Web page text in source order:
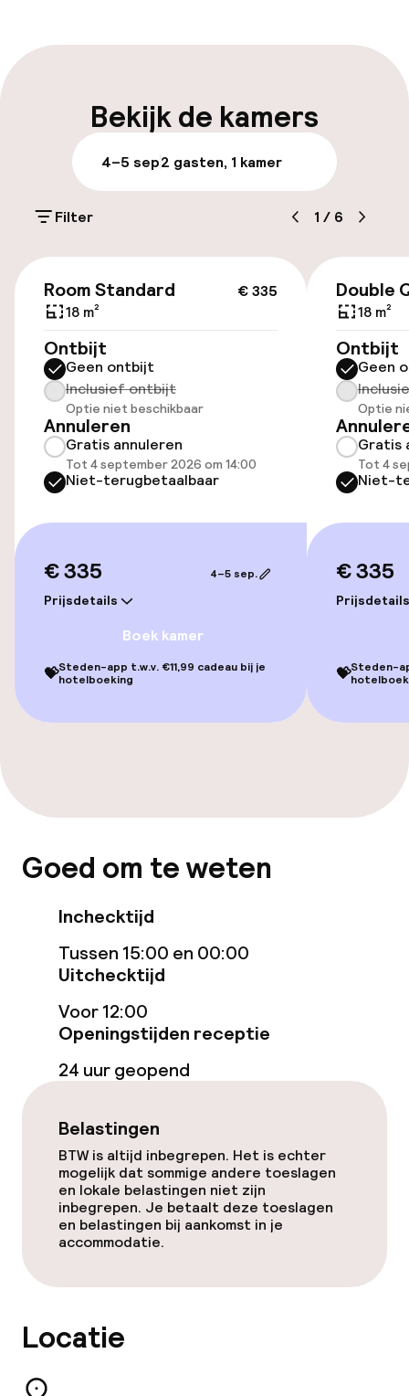
Laat uitchecken mogelijk
Bagageruimte
Parkeren & mobiliteit
(buiten)
Mogelijk extra kosten
Fietsenstalling
Toegankelijkheid
Overal rolstoeltoegankelijk
Lift
Voor toegankelijkheid
geoptimaliseerde kamers beschikbaar
Voor toegankelijkheid
geoptimaliseerde kamers beschikbaar
Entertainment
Gratis wifi
Tuin
Terras
Eet- en drinkgelegenheden
Bar
Eet- en drinkdiensten
Roomservice
Bekijk de kamers
4–5 sep2 gasten, 1 kamer
Filter 1 / 6
€ 335
Room Standard
18 m²
Ontbijt
Geen ontbijt
Inclusief ontbijt
Optie niet beschikbaar
Annuleren
Gratis annuleren
Tot 4 september 2026 om 14:00
Niet-terugbetaalbaar
€ 335
Prijsdetails
4–5 sep.
Boek kamer
💝Steden-app t.w.v. €11,99 cadeau bij je
hotelboeking
Double
18 m²
Ontbijt
Geen
Optie
Gratis
Tot 4
Niet-
€ 335
Prijsdetails
💝Steden-
Goed om te weten
Inchecktijd
Tussen 15:00 en 00:00
Uitchecktijd
Voor 12:00
Openingstijden receptie
24 uur geopend
Belastingen
BTW is altijd inbegrepen. Het is echter
mogelijk dat sommige andere toeslagen
en lokale belastingen niet zijn
inbegrepen. Je betaalt deze toeslagen
en belastingen bij aankomst in je
accommodatie.
Locatie